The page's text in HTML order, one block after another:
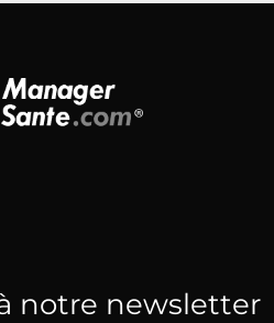
notre newsletter